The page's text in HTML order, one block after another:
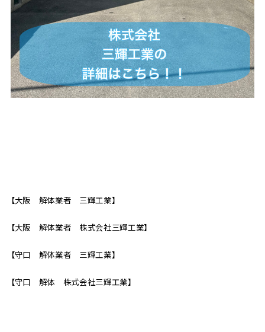
【大阪 解体業者 三輝工業】
【大阪 解体業者 株式会社三輝工業】
【守口 解体業者 三輝工業】
【守口 解体 株式会社三輝工業】